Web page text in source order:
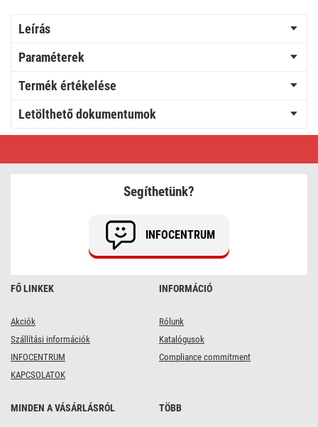
Leírás
Paraméterek
Termék értékelése
Letölthető dokumentumok
reflektor
FŐ LINKEK
Akciók
Szállítási információk
INFOCENTRUM
KAPCSOLATOK
INFORMÁCIÓ
Rólunk
Katalógusok
Compliance commitment
MINDEN A VÁSÁRLÁSRÓL TÖBB
Segíthetünk?
INFOCENTRUM